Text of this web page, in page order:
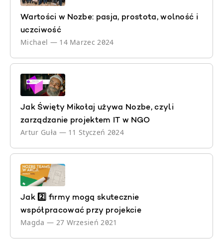
Wartości w Nozbe: pasja, prostota, wolność i
uczciwość
Michael — 14 Marzec 2024
Jak Święty Mikołaj używa Nozbe, czyli
zarządzanie projektem IT w NGO
Artur Guła — 11 Styczeń 2024
Jak 2️⃣ firmy mogą skutecznie
współpracować przy projekcie
Magda — 27 Wrzesień 2021